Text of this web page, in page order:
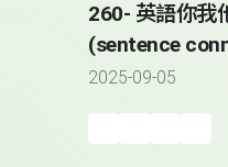
260- 英語你我
(sentence
adverbs)
2025-09-05